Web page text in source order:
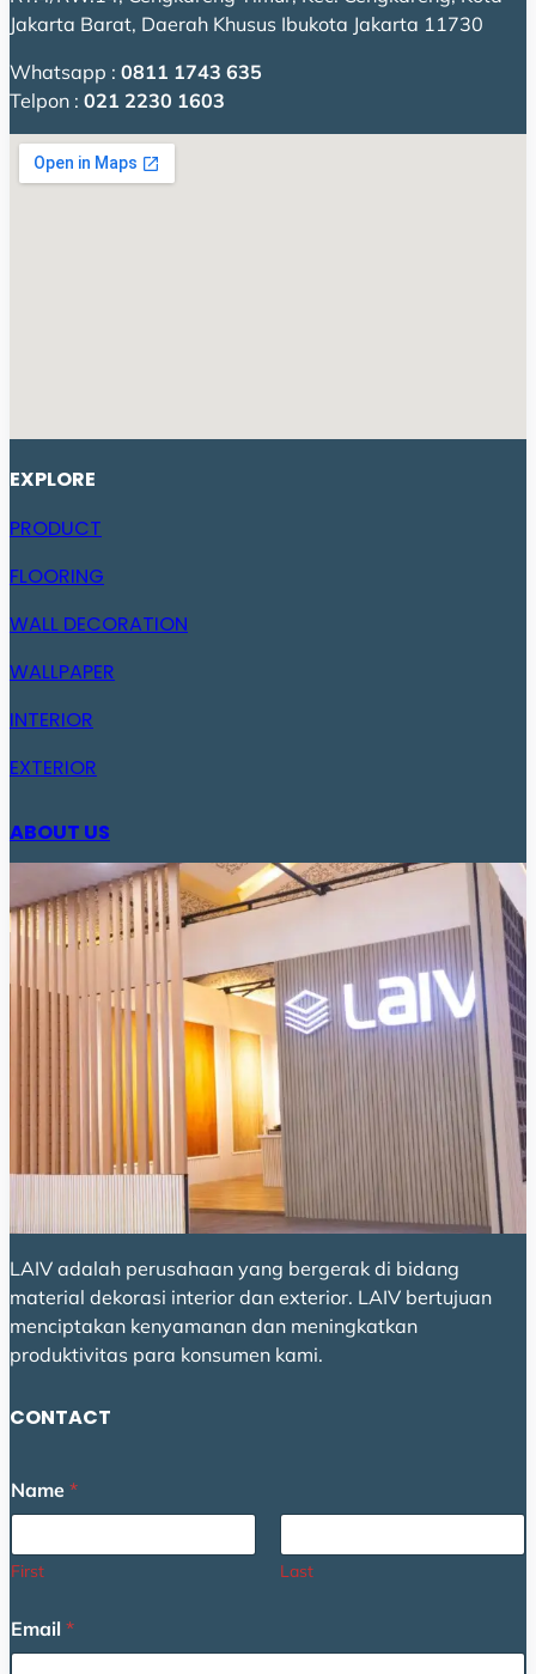
Jakarta Barat, Daerah Khusus Ibukota Jakarta 11730
Whatsapp : 0811 1743 635
Telpon : 021 2230 1603
EXPLORE
PRODUCT
FLOORING
WALL DECORATION
WALLPAPER
INTERIOR
EXTERIOR
ABOUT US
LAIV adalah perusahaan yang bergerak di bidang
material dekorasi interior dan exterior. LAIV bertujuan
menciptakan kenyamanan dan meningkatkan
produktivitas para konsumen kami.
CONTACT
o
m
e
M
e
Name *
First Last
Email *